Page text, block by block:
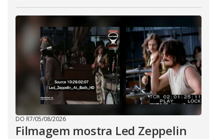
DO R7/05/08/2026
Filmagem mostra Led Zeppelin